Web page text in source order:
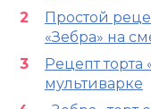
Простой
«Зебра» на
Рецепт
мультиварке